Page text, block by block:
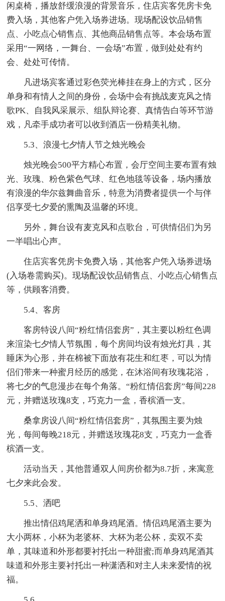
闲桌椅，播放舒缓浪漫的背景音乐，住店宾客凭房卡免
费入场，其他客户凭入场券进场。现场配设饮品销售
点、小吃点心销售点、其他商品销售点等。本会场布置
采用“一网络，一舞台、一会场”布置，做到处处有约
会、处处可传情。
凡进场宾客通过彩色荧光棒挂在身上的方式，区分
单身和有情人之间的身份，会场中会有挑战麦克风之情
歌PK、自我风采展示、组队辩论赛、真情告白等环节游
戏，凡牵手成功者可以收到酒店一份精美礼物。
5.3、浪漫七夕情人节之烛光晚会
烛光晚会500平方精心布置，会厅空间主要布置有烛
光、玫瑰、粉色紫色气球、红色地毯等设备，场内播放
有浪漫的华尔兹舞曲音乐，特意为消费者提供一个与伴
侣享受七夕爱的熏陶及温馨的环境。
另外，舞台设有麦克风和点歌台，可供情侣们为另
一半唱出心声。
住店宾客凭房卡免费入场，其他客户凭入场券进场
(入场卷需购买)。现场配设饮品销售点、小吃点心销售点
等，供顾客消费。
5.4、客房
客房特设八间“粉红情侣套房”，其主要以粉红色调
来渲染七夕情人节氛围，每个房间均设有烛光灯具，其
睡床为心形，并在棉被下面放有花生和红枣，可以为情
侣们带来一种蜜月经历的感觉，在沐浴间有玫瑰花浴，
将七夕的气息漫步在每个角落。“粉红情侣套房”每间228
元，并赠送玫瑰8支，巧克力一盒，香槟酒一支。
桑拿房设八间“粉红情侣套房”，其氛围主要为烛
光，每间每晚218元，并赠送玫瑰花8支，巧克力一盒香
槟酒一支。
活动当天，其他普通双人间房价都为8.7折，来寓意
七夕来此会发。
5.5、洒吧
推出情侣鸡尾洒和单身鸡尾酒。情侣鸡尾酒主要为
大小两杯，小杯为老婆杯、大杯为老公杯，卖双不卖
单，其味道和外形都要衬托出一种甜蜜;而单身鸡尾酒其
味道和外形主要衬托出一种潇洒和对主人未来爱情的祝
福。